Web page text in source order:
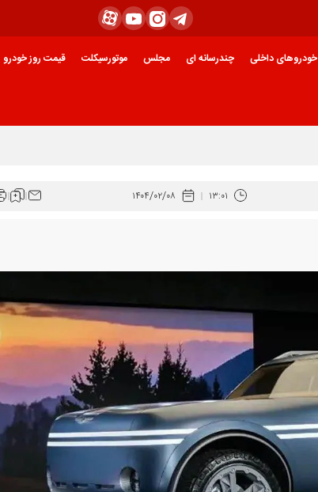
خودروهای داخلی چندرسانه ای مجلس موتورسیکلت قیمت روز خودرو
۱۳:۰۱ ۱۴۰۴/۰۲/۰۸